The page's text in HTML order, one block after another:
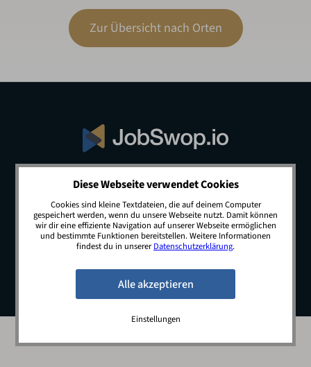
Zur Übersicht nach Orten
© 2026 JobSwop.io · All rights reserved.
Blog Jobs Newsletter
Kontakt
Preise
Impressum Datenschutz
Diese Webseite verwendet Cookies
Cookies sind kleine Textdateien, die auf deinem Computer
gespeichert werden, wenn du unsere Webseite nutzt. Damit können
wir dir eine effiziente Navigation auf unserer Webseite ermöglichen
und bestimmte Funktionen bereitstellen. Weitere Informationen
findest du in unsererDatenschutzerklärung.
Einstellungen